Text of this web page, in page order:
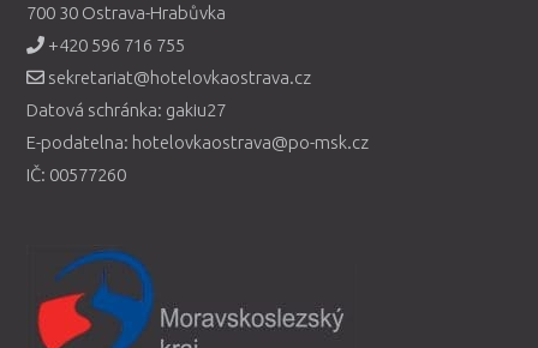
700 30 Ostrava-Hrabůvka
+420 596 716 755
sekretariat@hotelovkaostrava.cz
Datová schránka: gakiu27
E-podatelna: hotelovkaostrava@po-msk.cz
IČ: 00577260